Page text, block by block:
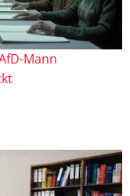
Mann